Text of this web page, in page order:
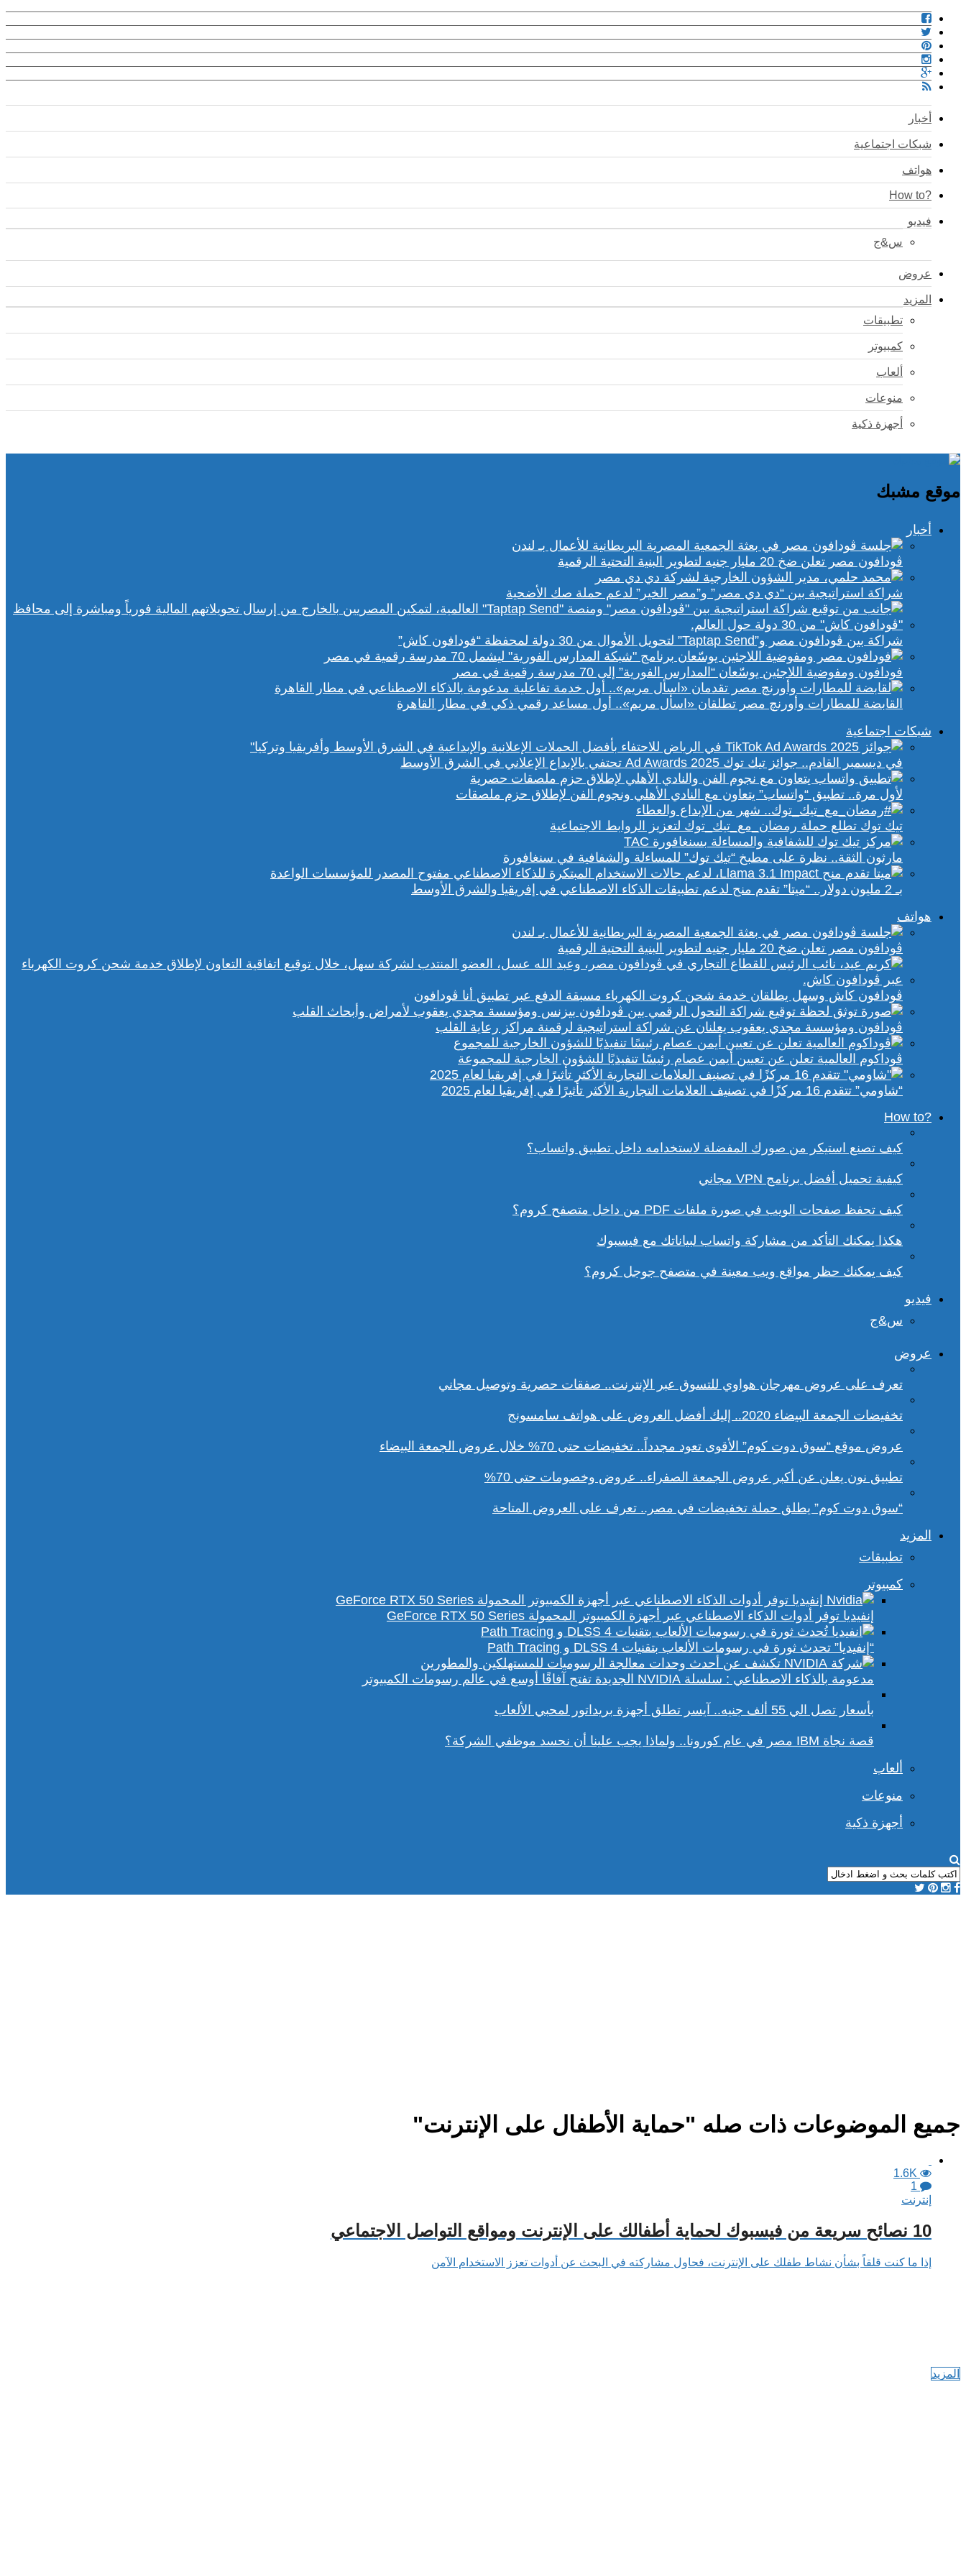
أخبار
شبكات اجتماعية
هواتف
?How to
فيديو
س&ج
عروض
المزيد
تطبيقات
كمبيوتر
ألعاب
منوعات
أجهزة ذكية
موقع مشبك
أخبار
ڤودافون مصر تعلن ضخ 20 مليار جنيه لتطوير البنية التحتية الرقمية
شراكة استراتيجية بين “دي دي مصر” و”مصر الخير” لدعم حملة صك الأضحية
شراكة بين ڤودافون مصر و”Taptap Send” لتحويل الأموال من 30 دولة لمحفظة “فودافون كاش”
فودافون ومفوضية اللاجئين يوسّعان “المدارس الفورية” إلى 70 مدرسة رقمية في مصر
القابضة للمطارات وأورنچ مصر تطلقان «اسأل مريم».. أول مساعد رقمي ذكي في مطار القاهرة
شبكات اجتماعية
في ديسمبر القادم.. جوائز تيك توك Ad Awards 2025 تحتفي بالإبداع الإعلاني في الشرق الأوسط
لأول مرة.. تطبيق “واتساب” يتعاون مع النادي الأهلي ونجوم الفن لإطلاق حزم ملصقات
تيك توك تطلع حملة رمضان_مع_تيك_توك لتعزيز الروابط الاجتماعية
مارثون الثقة.. نظرة على مطبخ “تيك توك” للمساءلة والشفافية في سنغافورة
بـ 2 مليون دولار.. “ميتا” تقدم منح لدعم تطبيقات الذكاء الاصطناعي في إفريقيا والشرق الأوسط
هواتف
ڤودافون مصر تعلن ضخ 20 مليار جنيه لتطوير البنية التحتية الرقمية
ڤودافون كاش وسهل يطلقان خدمة شحن كروت الكهرباء مسبقة الدفع عبر تطبيق أنا ڤودافون
ڤودافون ومؤسسة مجدي يعقوب يعلنان عن شراكة استراتيجية لرقمنة مراكز رعاية القلب
ڤوداكوم العالمية تعلن عن تعيين أيمن عصام رئيسًا تنفيذيًا للشؤون الخارجية للمجموعة
“شاومي” تتقدم 16 مركزًا في تصنيف العلامات التجارية الأكثر تأثيرًا في إفريقيا لعام 2025
?How to
كيف تصنع استيكر من صورك المفضلة لاستخدامه داخل تطبيق واتساب؟
كيفية تحميل أفضل برنامج VPN مجاني
كيف تحفظ صفحات الويب في صورة ملفات PDF من داخل متصفح كروم؟
هكذا يمكنك التأكد من مشاركة واتساب لبياناتك مع فيسبوك
كيف يمكنك حظر مواقع ويب معينة في متصفح جوجل كروم؟
فيديو
س&ج
عروض
تعرف على عروض مهرجان هواوي للتسوق عبر الإنترنت.. صفقات حصرية وتوصيل مجاني
تخفيضات الجمعة البيضاء 2020.. إليك أفضل العروض على هواتف سامسونج
عروض موقع “سوق دوت كوم” الأقوى تعود مجدداً.. تخفيضات حتى 70% خلال عروض الجمعة البيضاء
تطبيق نون يعلن عن أكبر عروض الجمعة الصفراء.. عروض وخصومات حتى 70%
“سوق دوت كوم” يطلق حملة تخفيضات في مصر.. تعرف على العروض المتاحة
المزيد
تطبيقات
كمبيوتر
إنفيديا توفر أدوات الذكاء الاصطناعي عبر أجهزة الكمبيوتر المحمولة GeForce RTX 50 Series
“إنفيديا” تحدث ثورة في رسومات الألعاب بتقنيات DLSS 4 و Path Tracing
مدعومة بالذكاء الاصطناعي : سلسلة NVIDIA الجديدة تفتح آفاقًا أوسع في عالم رسومات الكمبيوتر
بأسعار تصل الي 55 ألف جنيه.. آيسر تطلق أجهزة بريداتور لمحبي الألعاب
قصة نجاة IBM مصر في عام كورونا.. ولماذا يجب علينا أن نحسد موظفي الشركة؟
ألعاب
منوعات
أجهزة ذكية
جميع الموضوعات ذات صله "حماية الأطفال على الإنترنت"
1.6K
1
إنترنت
10 نصائح سريعة من فيسبوك لحماية أطفالك على الإنترنت ومواقع التواصل الاجتماعي
إذا ما كنت قلقاً بشأن نشاط طفلك على الإنترنت، فحاول مشاركته في البحث عن أدوات تعزز الاستخدام الآمن
المزيد